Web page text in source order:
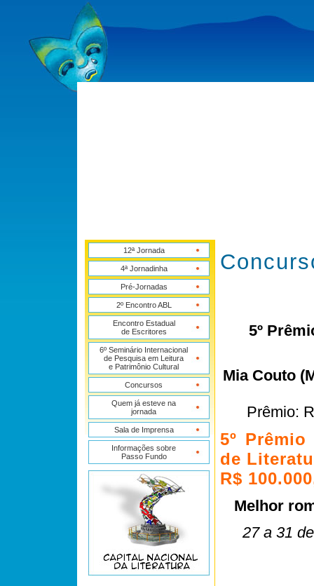
12ª Jornada
4ª Jornadinha
Pré-Jornadas
2º Encontro ABL
Encontro Estadual
de Escritores
6º Seminário Internacional
de Pesquisa em Leitura
e Patrimônio Cultural
Concursos
Quem já esteve na
jornada
Sala de Imprensa
Informações sobre
Passo Fundo
5º
Mia Couto
Prêmio:
5º
de
R$
Melhor
27 a 31